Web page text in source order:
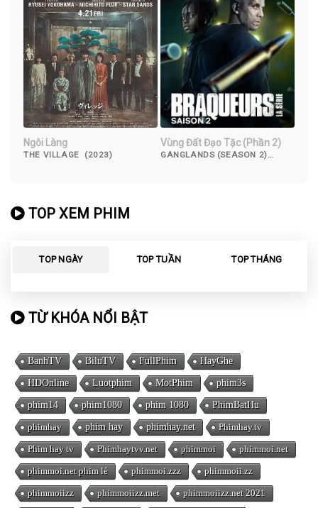
Ngôi Làng
THE VILLAGE (2023)
Vùng Đất Đạo Tặc (Phần 2)
GANGLANDS (SEASON 2)
TOP XEM PHIM
TOP NGÀY TOP TUẦN TOP THÁNG
TỪ KHÓA NỔI BẬT
BanhTV BiluTV FullPhim HayGhe
HDOnline Luotphim MotPhim phim3s
phim14 phim1080 phim 1080 PhimBatHu
phimhay phim hay phimhay.net Phimhay.tv
Phim hay tv Phimhaytvv.net phimmoi phimmoi.net
phimmoi.net phim lẻ phimmoi.zzz phimmoii.zz
phimmoiizz phimmoiizz.met phimmoiizz.net 2021